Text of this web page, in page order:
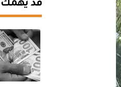
قد يهمك